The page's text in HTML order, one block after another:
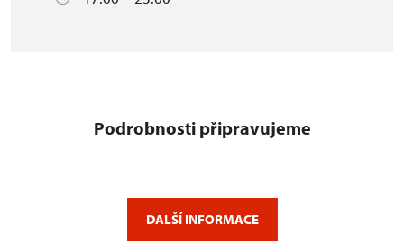
Podrobnosti připravujeme
DALŠÍ INFORMACE